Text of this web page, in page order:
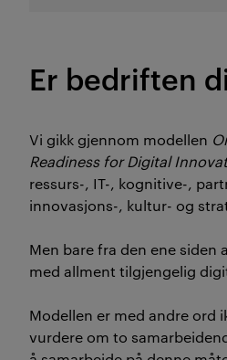
Er bedriften
Vi gikk gjennom modellen
Readiness for Digital
ressurs-, IT-, kognitive-,
innovasjons-, kultur- og
Men bare fra den ene siden
med allment tilgjengelig
Modellen er med andre ord
vurdere om to